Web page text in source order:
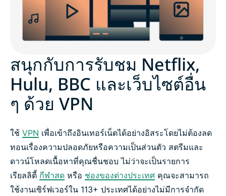
การสตรีมความบันเทิงและกีฬา
การสตรีมต่างประเทศ
โซเชียลมีเดีย
การส่งข้อความและเครื่องมือ
เกมและเพลง
คู่มือเกี่ยวกับวิธีต่าง ๆ
คำถามที่พบบ่อย:การสตรีมด้วย VPN
สนุกกับการรับชม Netflix,
Hulu, BBC และเว็บไซต์อื่น
ๆ ด้วย VPN
ใช้ VPN เพื่อเข้าถึงอินเทอร์เน็ตได้อย่างอิสระโดยไม่ต้องลด
ทอนเรื่องความปลอดภัยหรือความเป็นส่วนตัว สตรีมและ
ดาวน์โหลดเนื้อหาที่คุณชื่นชอบ ไม่ว่าจะเป็นรายการ
เรียลลิตี้ กีฬาสด หรือ ช่องของต่างประเทศ คุณจะสามารถ
ใช้งานเซิร์ฟเวอร์ใน 113+ ประเทศได้อย่างไม่มีการจำกัด